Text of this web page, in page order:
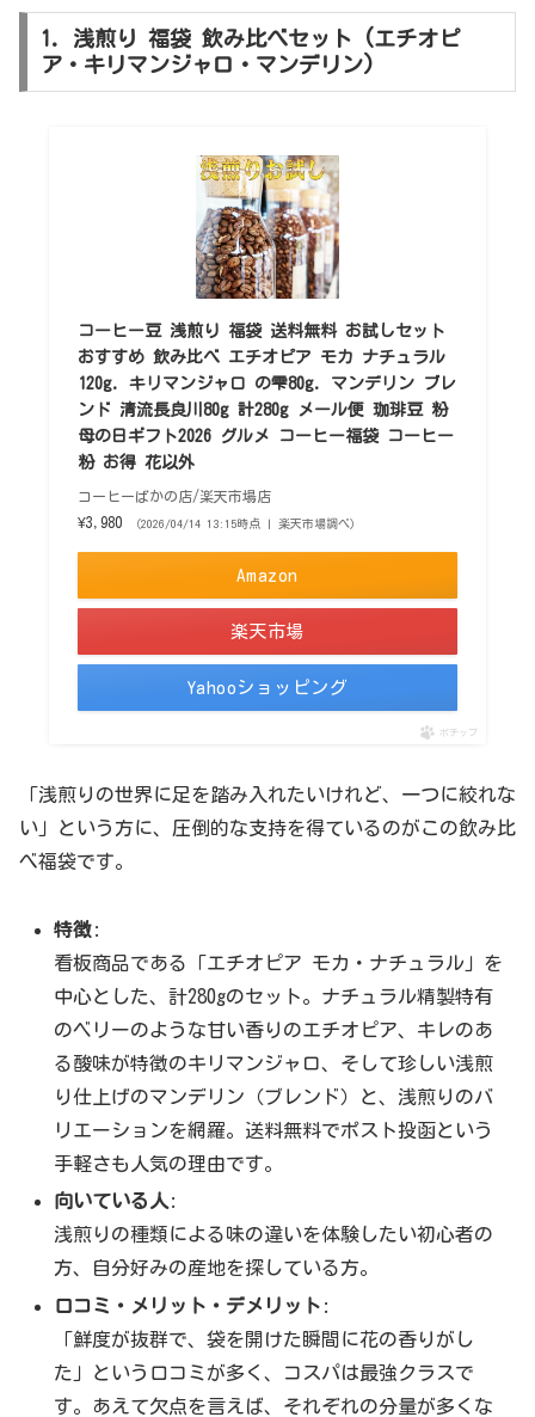
1. 浅煎り 福袋 飲み比べセット (エチオピ
ア・キリマンジャロ・マンデリン)
コーヒー豆 浅煎り 福袋 送料無料 お試しセット
おすすめ 飲み比べ エチオピア モカ ナチュラル
120g. キリマンジャロ の雫80g. マンデリン ブレ
ンド 清流長良川80g 計280g メール便 珈琲豆 粉
母の日ギフト2026 グルメ コーヒー福袋 コーヒー
粉 お得 花以外
コーヒーばかの店/楽天市場店
¥3,980
（2026/04/14 13:15時点 | 楽天市場調べ）
Amazon
楽天市場
Yahooショッピング
ポチップ
「浅煎りの世界に足を踏み入れたいけれど、一つに絞れな
い」という方に、圧倒的な支持を得ているのがこの飲み比
べ福袋です。
特徴:
看板商品である「エチオピア モカ・ナチュラル」を
中心とした、計280gのセット。ナチュラル精製特有
のベリーのような甘い香りのエチオピア、キレのあ
る酸味が特徴のキリマンジャロ、そして珍しい浅煎
り仕上げのマンデリン（ブレンド）と、浅煎りのバ
リエーションを網羅。送料無料でポスト投函という
手軽さも人気の理由です。
向いている人:
浅煎りの種類による味の違いを体験したい初心者の
方、自分好みの産地を探している方。
口コミ・メリット・デメリット :
「鮮度が抜群で、袋を開けた瞬間に花の香りがし
た」という口コミが多く、コスパは最強クラスで
す。あえて欠点を言えば、それぞれの分量が多くな